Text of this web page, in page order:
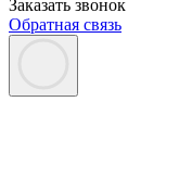
Заказать звонок
Обратная связь